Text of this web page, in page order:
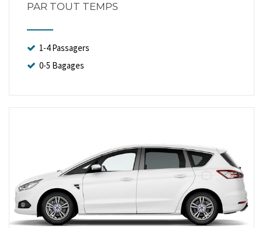
PAR TOUT TEMPS
1-4 Passagers
0-5 Bagages